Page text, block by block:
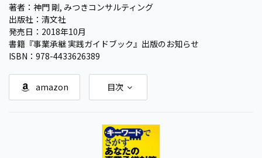
著者：神門 剛, みつきコンサルティング
出版社：清文社
発売日：2018年10月
書籍『事業承継 実践ガイドブック』出版のお知らせ
ISBN：978-4433626389
amazon 目次